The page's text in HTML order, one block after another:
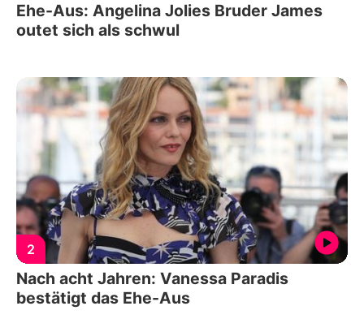
Ehe-Aus: Angelina Jolies Bruder James
outet sich als schwul
2
Nach acht Jahren: Vanessa Paradis
bestätigt das Ehe-Aus